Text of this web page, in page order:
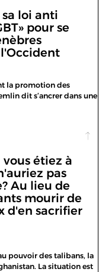
loi anti
pour se
la promotion des
dit s’ancrer dans une
vous étiez à
pas
Au lieu de
mourir de
d'en sacrifier
pouvoir des talibans, la
La situation est